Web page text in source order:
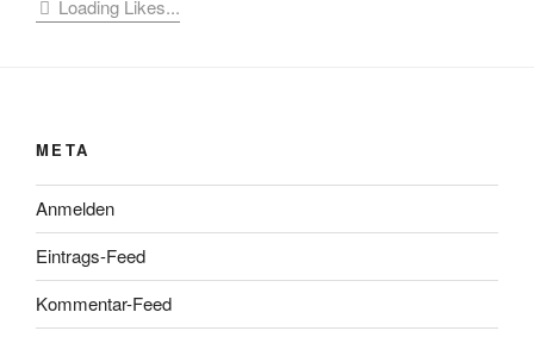
Loading Likes...
META
Anmelden
Eintrags-Feed
Kommentar-Feed